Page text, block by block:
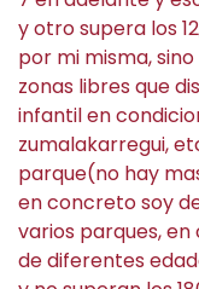
y otro supera los
por mi misma,
zonas libres que
infantil en
zumalakarregui,
parque(no hay
en concreto soy
varios parques,
de diferentes